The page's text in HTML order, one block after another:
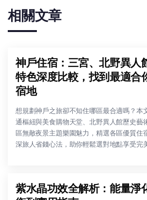
相關文章
神戶住宿：三宮、北野異人
特色深度比較，找到最適合
宿地
想規劃神戶之旅卻不知住哪區最合適嗎？本
通樞紐與美食購物天堂、北野異人館歷史藝
區無敵夜景主題樂園魅力，精選各區優質住
深旅人省錢心法，助你輕鬆選對地點享受完
紫水晶功效全解析：能量淨